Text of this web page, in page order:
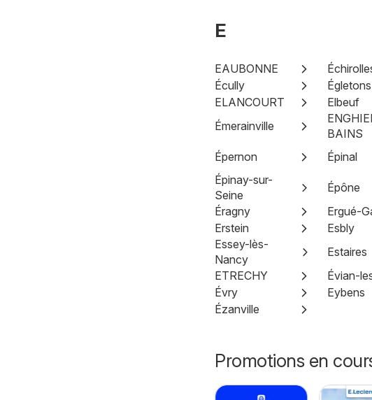
E
EAUBONNE
Écully
Égletons
ELANCOURT
Elbeuf
Émerainville
BAINS
Épernon Épinal
Épinay-sur-
Seine
Épône
Éragny
Ergué-
Erstein
Esbly
Essey-lès-
Nancy
Estaires
ETRECHY
Évian-
Évry
Eybens
Ézanville
Promotions en